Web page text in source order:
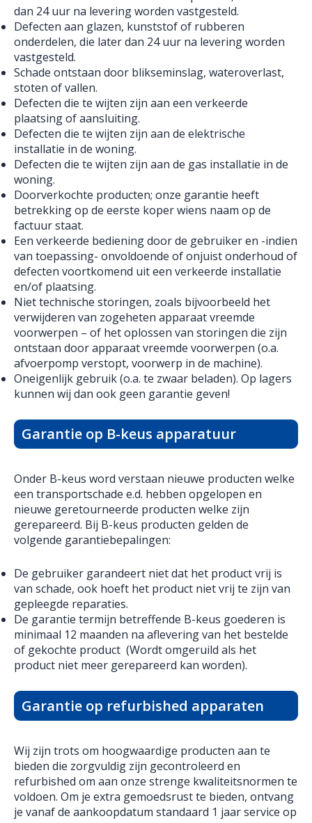
dan 24 uur na levering worden vastgesteld.
Defecten aan glazen, kunststof of rubberen
onderdelen, die later dan 24 uur na levering worden
vastgesteld.
Schade ontstaan door blikseminslag, wateroverlast,
stoten of vallen.
Defecten die te wijten zijn aan een verkeerde
plaatsing of aansluiting.
Defecten die te wijten zijn aan de elektrische
installatie in de woning.
Defecten die te wijten zijn aan de gas installatie in de
woning.
Doorverkochte producten; onze garantie heeft
betrekking op de eerste koper wiens naam op de
factuur staat.
Een verkeerde bediening door de gebruiker en -indien
van toepassing- onvoldoende of onjuist onderhoud of
defecten voortkomend uit een verkeerde installatie
en/of plaatsing.
Niet technische storingen, zoals bijvoorbeeld het
verwijderen van zogeheten apparaat vreemde
voorwerpen – of het oplossen van storingen die zijn
ontstaan door apparaat vreemde voorwerpen (o.a.
afvoerpomp verstopt, voorwerp in de machine).
Oneigenlijk gebruik (o.a. te zwaar beladen). Op lagers
kunnen wij dan ook geen garantie geven!
Garantie op B-keus apparatuur
Onder B-keus word verstaan nieuwe producten welke
een transportschade e.d. hebben opgelopen en
nieuwe geretourneerde producten welke zijn
gerepareerd. Bij B-keus producten gelden de
volgende garantiebepalingen:
De gebruiker garandeert niet dat het product vrij is
van schade, ook hoeft het product niet vrij te zijn van
gepleegde reparaties.
De garantie termijn betreffende B-keus goederen is
minimaal 12 maanden na aflevering van het bestelde
of gekochte product (Wordt omgeruild als het
product niet meer gerepareerd kan worden).
Garantie op refurbished apparaten
Wij zijn trots om hoogwaardige producten aan te
bieden die zorgvuldig zijn gecontroleerd en
refurbished om aan onze strenge kwaliteitsnormen te
voldoen. Om je extra gemoedsrust te bieden, ontvang
je vanaf de aankoopdatum standaard 1 jaar service op